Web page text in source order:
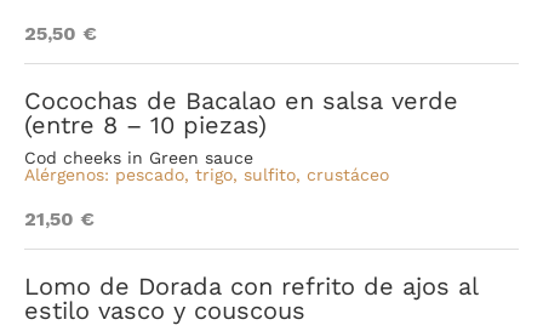
25,50 €
Cocochas de Bacalao en salsa verde
(entre 8 – 10 piezas)
Cod cheeks in Green sauce
Alérgenos: pescado, trigo, sulfito, crustáceo
21,50 €
Lomo de Dorada con refrito de ajos al
estilo vasco y couscous